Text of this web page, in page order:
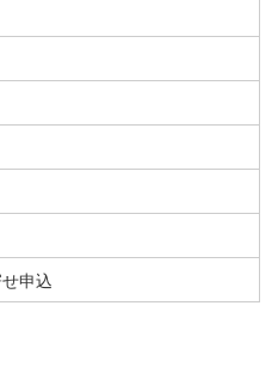
申込